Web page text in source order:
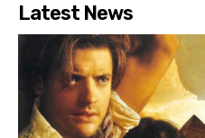
Latest News